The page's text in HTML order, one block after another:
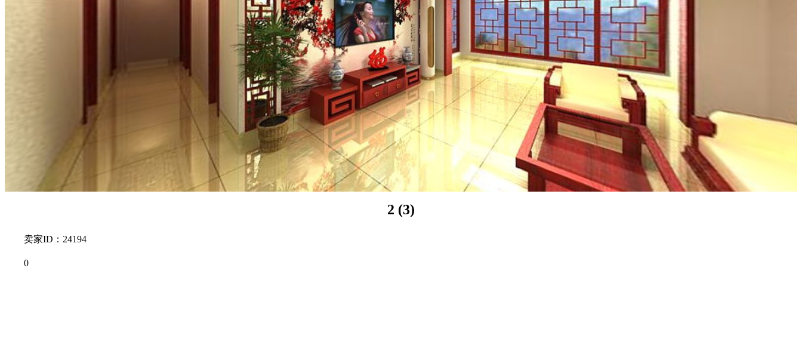
2 (3)
卖家ID：24194
0